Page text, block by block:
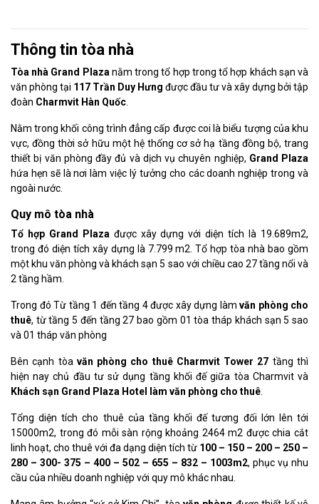
Thông tin tòa nhà
Tòa nhà Grand Plazanằm trong tổ hợp trong tổ hợp khách sạn và
văn phòng tại 117 Trần Duy Hưng được đầu tư và xây dựng bởi tập
đoàn Charmvit Hàn Quốc.
Nằm trong khối công trình đẳng cấp được coi là biểu tượng của khu
vực, đồng thời sở hữu một hệ thống cơ sở hạ tầng đồng bộ, trang
thiết bị văn phòng đầy đủ và dịch vụ chuyên nghiệp, Grand Plaza
hứa hẹn sẽ là nơi làm việc lý tưởng cho các doanh nghiệp trong và
ngoài nước.
Quy mô tòa nhà
Tổ hợp Grand Plaza được xây dựng với diện tích là 19.689m2,
trong đó diện tích xây dựng là 7.799 m2. Tổ hợp tòa nhà bao gồm
một khu văn phòng và khách sạn 5 sao với chiều cao 27 tầng nổi và
2 tầng hầm.
Trong đó Từ tầng 1 đến tầng 4 được xây dựng làm văn phòng cho
thuê, từ tầng 5 đến tầng 27 bao gồm 01 tòa tháp khách sạn 5 sao
và 01 tháp văn phòng
Bên cạnh tòa văn phòng cho thuê Charmvit Tower 27 tầng thì
hiện nay chủ đầu tư sử dụng tầng khối đế giữa tòa Charmvit và
Khách sạn Grand Plaza Hotel làm văn phòng cho thuê.
Tổng diện tích cho thuê của tầng khối đế tương đối lớn lên tới
15000m2, trong đó mỗi sàn rộng khoảng 2464 m2 được chia cắt
linh hoạt, cho thuê với đa dạng diện tích từ 100 – 150 – 200 – 250 –
280 – 300- 375 – 400 – 502 – 655 – 832 – 1003m2, phục vụ nhu
cầu của nhiều doanh nghiệp với quy mô khác nhau.